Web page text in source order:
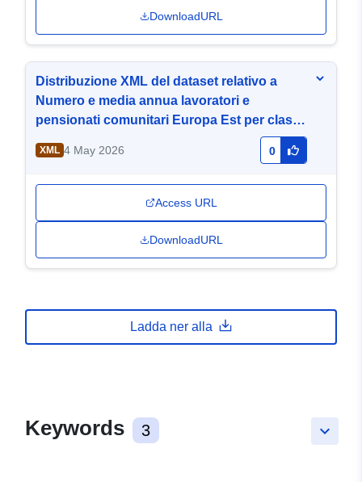
DownloadURL
Distribuzione XML del dataset relativo a
Numero e media annua lavoratori e
pensionati comunitari Europa Est per classe
XML 4 May 2026 0
Access URL
DownloadURL
Ladda ner alla
keyboard_arrow_down
Keywords 3